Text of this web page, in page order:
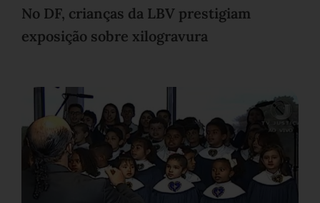
No DF, crianças da LBV prestigiam
exposição sobre xilogravura